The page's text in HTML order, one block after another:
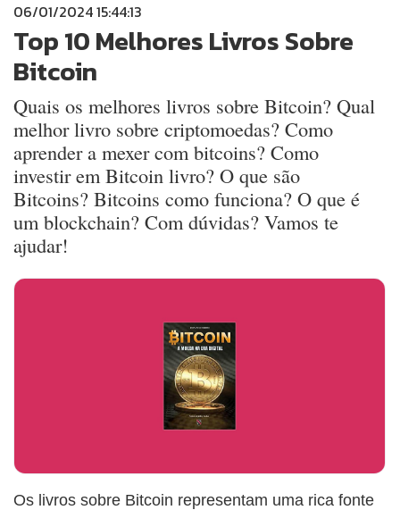
06/01/2024 15:44:13
Top 10 Melhores Livros Sobre
Bitcoin
Quais os melhores livros sobre Bitcoin? Qual
melhor livro sobre criptomoedas? Como
aprender a mexer com bitcoins? Como
investir em Bitcoin livro? O que são
Bitcoins? Bitcoins como funciona? O que é
um blockchain? Com dúvidas? Vamos te
ajudar!
Os livros sobre Bitcoin representam uma rica fonte